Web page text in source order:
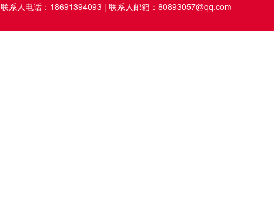
联系人电话：18691394093 | 联系人邮箱：80893057@qq.com